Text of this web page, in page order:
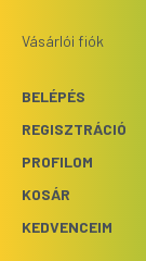
Vásárlói fiók
BELÉPÉS
REGISZTRÁCIÓ
PROFILOM
KOSÁR
KEDVENCEIM